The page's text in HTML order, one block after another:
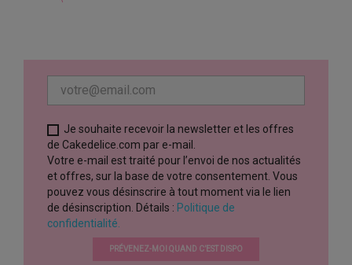
Je souhaite recevoir la newsletter et les offres
de Cakedelice.com par e-mail.
Votre e-mail est traité pour l’envoi de nos actualités
et offres, sur la base de votre consentement. Vous
pouvez vous désinscrire à tout moment via le lien
de désinscription. Détails : Politique de
confidentialité.
PRÉVENEZ-MOI QUAND C’EST DISPO